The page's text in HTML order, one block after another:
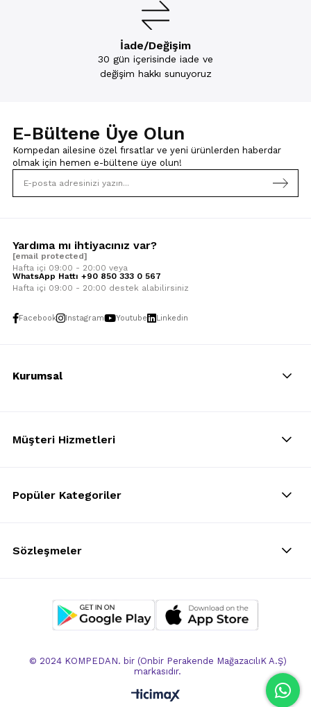
İade/Değişim
30 gün içerisinde iade ve
değişim hakkı sunuyoruz
E-Bültene Üye Olun
Kompedan ailesine özel fırsatlar ve yeni ürünlerden haberdar
olmak için hemen e-bültene üye olun!
Yardıma mı ihtiyacınız var?
[email protected]
Hafta içi 09:00 - 20:00 veya
WhatsApp Hattı +90 850 333 0 567
Hafta içi 09:00 - 20:00 destek alabilirsiniz
Facebook Instagram Youtube Linkedin
Kurumsal
Müşteri Hizmetleri
Popüler Kategoriler
Sözleşmeler
© 2024 KOMPEDAN. bir (Onbir Perakende MağazacılıK A.Ş)
markasıdır.